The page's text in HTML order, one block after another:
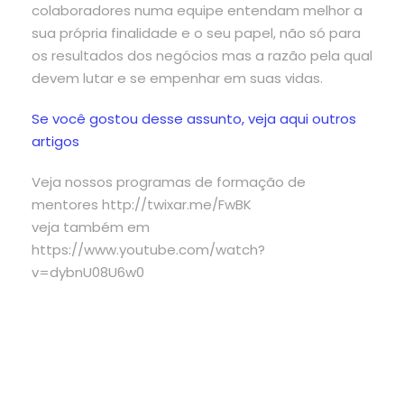
colaboradores numa equipe entendam melhor a
sua própria finalidade e o seu papel, não só para
os resultados dos negócios mas a razão pela qual
devem lutar e se empenhar em suas vidas.
Se você gostou desse assunto, veja aqui outros
artigos
Veja nossos programas de formação de
mentores http://twixar.me/FwBK
veja também em
https://www.youtube.com/watch?
v=dybnU08U6w0